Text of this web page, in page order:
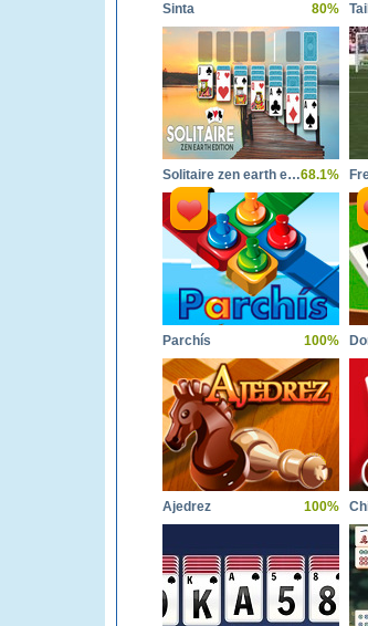
Sinta 80%
Solitaire zen earth edition68.1%
Parchís 100%
Ajedrez 100%